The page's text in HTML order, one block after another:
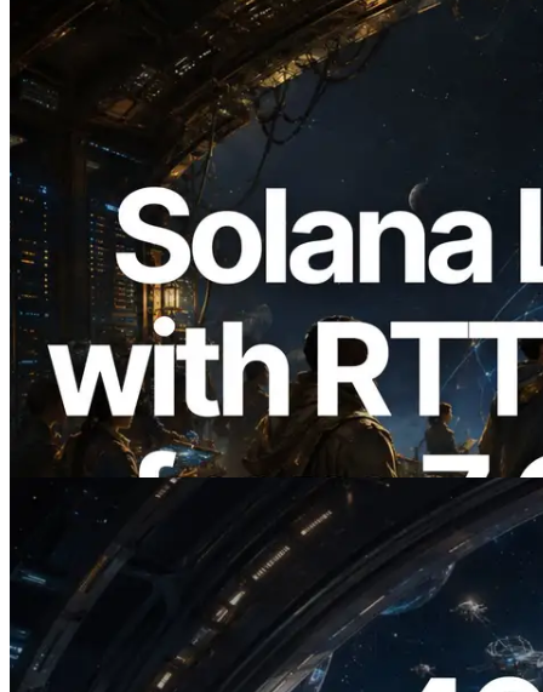
2026.08.05
ERPC, Solana Leader Slot API를 전 세계
7개 리전 ping 측정으로 확장 —
Validators Information API도 공개
이 글 읽기